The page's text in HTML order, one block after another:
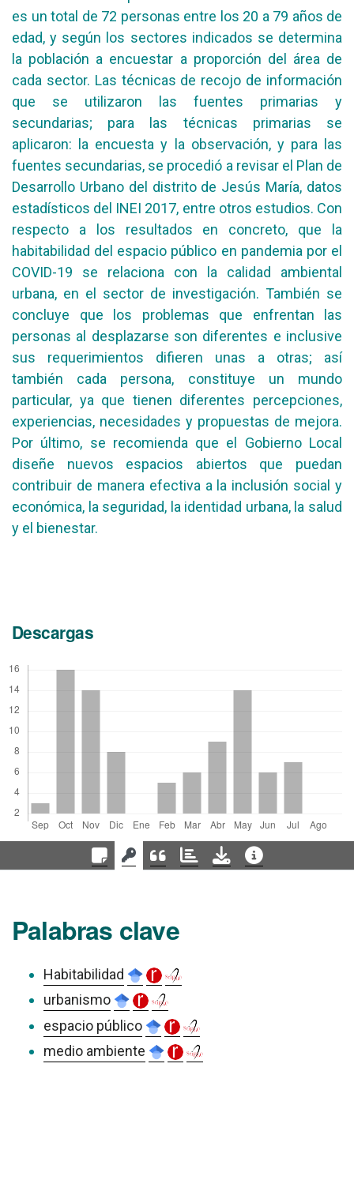
es un total de 72 personas entre los 20 a 79 años de
edad, y según los sectores indicados se determina
la población a encuestar a proporción del área de
cada sector. Las técnicas de recojo de información
que se utilizaron las fuentes primarias y
secundarias; para las técnicas primarias se
aplicaron: la encuesta y la observación, y para las
fuentes secundarias, se procedió a revisar el Plan de
Desarrollo Urbano del distrito de Jesús María, datos
estadísticos del INEI 2017, entre otros estudios. Con
respecto a los resultados en concreto, que la
habitabilidad del espacio público en pandemia por el
COVID-19 se relaciona con la calidad ambiental
urbana, en el sector de investigación. También se
concluye que los problemas que enfrentan las
personas al desplazarse son diferentes e inclusive
sus requerimientos difieren unas a otras; así
también cada persona, constituye un mundo
particular, ya que tienen diferentes percepciones,
experiencias, necesidades y propuestas de mejora.
Por último, se recomienda que el Gobierno Local
diseñe nuevos espacios abiertos que puedan
contribuir de manera efectiva a la inclusión social y
económica, la seguridad, la identidad urbana, la salud
y el bienestar.
Descargas
Palabras clave
Habitabilidad
urbanismo
espacio público
medio ambiente